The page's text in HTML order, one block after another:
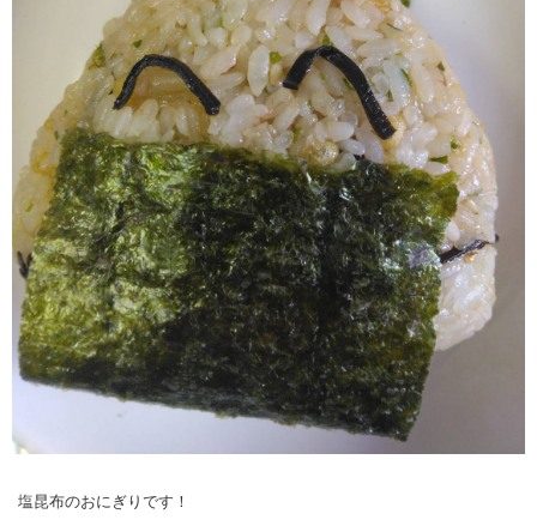
塩昆布のおにぎりです！